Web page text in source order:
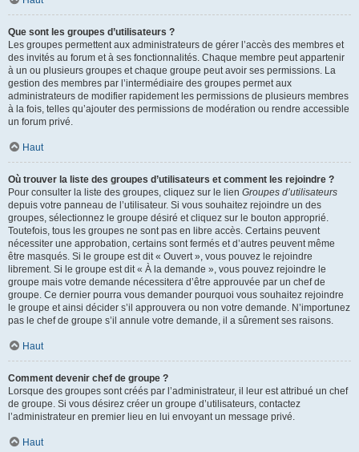
Que sont les groupes d’utilisateurs ?
Les groupes permettent aux administrateurs de gérer l’accès des membres et
des invités au forum et à ses fonctionnalités. Chaque membre peut appartenir
à un ou plusieurs groupes et chaque groupe peut avoir ses permissions. La
gestion des membres par l’intermédiaire des groupes permet aux
administrateurs de modifier rapidement les permissions de plusieurs membres
à la fois, telles qu’ajouter des permissions de modération ou rendre accessible
un forum privé.
Haut
Où trouver la liste des groupes d’utilisateurs et comment les rejoindre ?
Pour consulter la liste des groupes, cliquez sur le lien Groupes d’utilisateurs
depuis votre panneau de l’utilisateur. Si vous souhaitez rejoindre un des
groupes, sélectionnez le groupe désiré et cliquez sur le bouton approprié.
Toutefois, tous les groupes ne sont pas en libre accès. Certains peuvent
nécessiter une approbation, certains sont fermés et d’autres peuvent même
être masqués. Si le groupe est dit « Ouvert », vous pouvez le rejoindre
librement. Si le groupe est dit « À la demande », vous pouvez rejoindre le
groupe mais votre demande nécessitera d’être approuvée par un chef de
groupe. Ce dernier pourra vous demander pourquoi vous souhaitez rejoindre
le groupe et ainsi décider s’il approuvera ou non votre demande. N’importunez
pas le chef de groupe s’il annule votre demande, il a sûrement ses raisons.
Haut
Comment devenir chef de groupe ?
Lorsque des groupes sont créés par l’administrateur, il leur est attribué un chef
de groupe. Si vous désirez créer un groupe d’utilisateurs, contactez
l’administrateur en premier lieu en lui envoyant un message privé.
Haut